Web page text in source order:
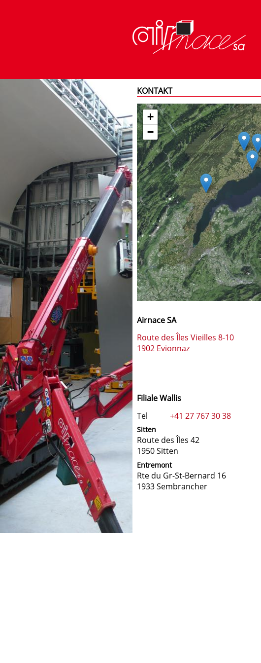
KONTAKT
+
−
Airnace SA
Route des Îles Vieilles 8-10
1902 Evionnaz
Filiale Wallis
Tel
+41 27 767 30 38
Sitten
Route des Îles 42
1950 Sitten
Entremont
Rte du Gr-St-Bernard 16
1933 Sembrancher